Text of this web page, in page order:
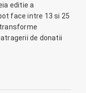
editie a
face intre 13 si 25
de donatii